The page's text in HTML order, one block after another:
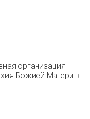
организация
Божией Матери в